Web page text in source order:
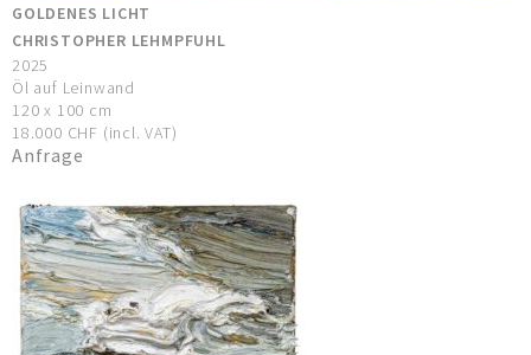
GOLDENES LICHT
CHRISTOPHER LEHMPFUHL
2025
Öl auf Leinwand
120 x 100 cm
18.000 CHF (incl. VAT)
Anfrage